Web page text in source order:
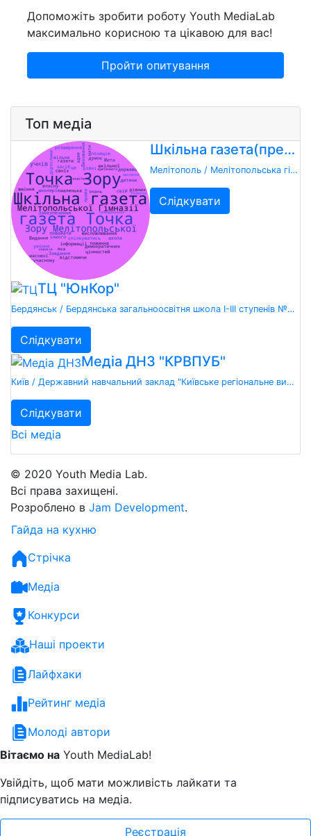
Допоможіть зробити роботу Youth MediaLab
максимально корисною та цікавою для вас!
Пройти опитування
Топ медіа
Шкільна газета(прес-центр) "Точка зору"
Мелітополь / Мелітопольська гімназія №1
Слідкувати
ТЦ "ЮнКор"
Бердянськ / Бердянська загальноосвітня школа І-ІІІ ступенів №20 Бердянської міської ради Запорізької області
Слідкувати
Медіа ДНЗ "КРВПУБ"
Київ / Державний навчальний заклад "Київське регіональне вище професійне училище будівництва"
Слідкувати
Всі медіа
© 2020 Youth Media Lab.
Всі права захищені.
Розроблено в Jam Development.
Гайда на кухню
Стрічка
Медіа
Конкурси
Наші проекти
Лайфхаки
Рейтинг медіа
Молоді автори
Вітаємо на Youth MediaLab!
Увійдіть, щоб мати можливість лайкати та
підписуватись на медіа.
Реєстрація